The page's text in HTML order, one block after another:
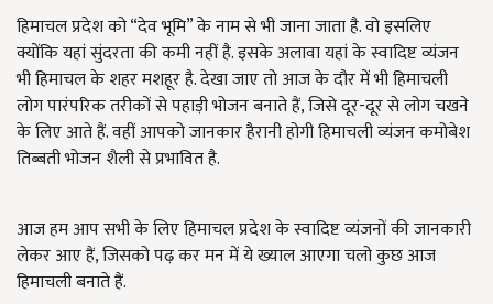
हिमाचल प्रदेश को “देव भूमि” के नाम से भी जाना जाता है. वो इसलिए
क्योंकि यहां सुंदरता की कमी नहीं है. इसके अलावा यहां के स्वादिष्ट व्यंजन
भी हिमाचल के शहर मशहूर है. देखा जाए तो आज के दौर में भी हिमाचली
लोग पारंपरिक तरीकों से पहाड़ी भोजन बनाते हैं, जिसे दूर-दूर से लोग चखने
के लिए आते हैं. वहीं आपको जानकार हैरानी होगी हिमाचली व्यंजन कमोबेश
तिब्बती भोजन शैली से प्रभावित है.
आज हम आप सभी के लिए हिमाचल प्रदेश के स्वादिष्ट व्यंजनों की जानकारी
लेकर आए हैं, जिसको पढ़ कर मन में ये ख्याल आएगा चलो कुछ आज
हिमाचली बनाते हैं.